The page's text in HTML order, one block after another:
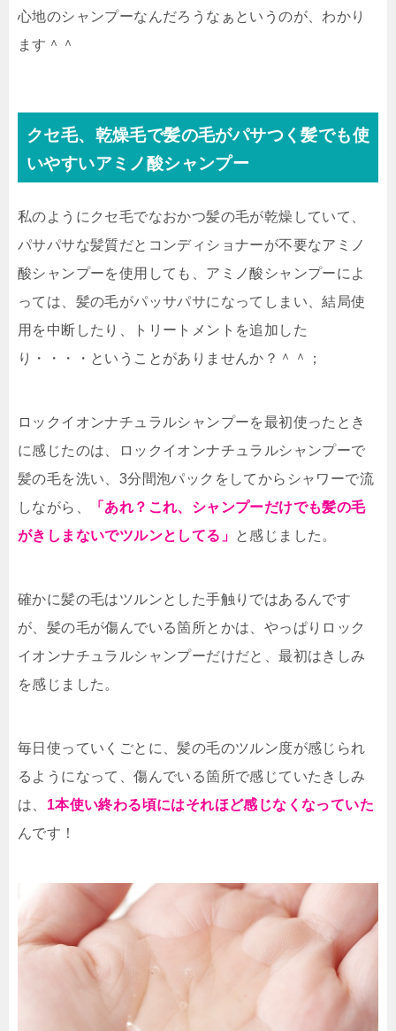
心地のシャンプーなんだろうなぁというのが、わかり
ます＾＾
クセ毛、乾燥毛で髪の毛がパサつく髪でも使
いやすいアミノ酸シャンプー
私のようにクセ毛でなおかつ髪の毛が乾燥していて、
パサパサな髪質だとコンディショナーが不要なアミノ
酸シャンプーを使用しても、アミノ酸シャンプーによ
っては、髪の毛がパッサパサになってしまい、結局使
用を中断したり、トリートメントを追加した
り・・・・ということがありませんか？＾＾；
ロックイオンナチュラルシャンプーを最初使ったとき
に感じたのは、ロックイオンナチュラルシャンプーで
髪の毛を洗い、3分間泡パックをしてからシャワーで流
しながら、
「あれ？これ、シャンプーだけでも髪の毛
がきしまないでツルンとしてる」 と感じました。
確かに髪の毛はツルンとした手触りではあるんです
が、髪の毛が傷んでいる箇所とかは、やっぱりロック
イオンナチュラルシャンプーだけだと、最初はきしみ
を感じました。
毎日使っていくごとに、髪の毛のツルン度が感じられ
るようになって、傷んでいる箇所で感じていたきしみ
は、 1本使い終わる頃にはそれほど感じなくなっていた
んです！